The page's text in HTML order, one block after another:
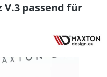
passend für